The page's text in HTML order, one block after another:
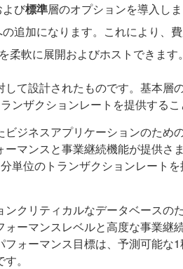
よび標準層のオプションを導入し
の追加になります。これにより、
軟に展開およびホストできます。
して設計されたものです。基本層
ンザクションレートを提供するこ
ビジネスアプリケーションのため
マンスと事業継続機能が提供さ
単位のトランザクションレートを
ンクリティカルなデータベースの
ーマンスレベルと高度な事業継
ォーマンス目標は、予測可能な
。